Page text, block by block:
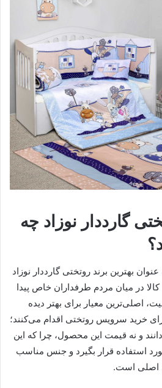
گارددار نوزاد چه
بهترین برند روتختی گارددار نوزاد
در میان مردم طرفداران خاص پیدا
اصلی‌ترین معیار برای بهتر دیده
خرید سرویس روتختی اقدام می‌کنند؛
و نه قیمت این محصول، چرا که این
استفاده قرار بگیرد و جنس مناسب
اصلی است.